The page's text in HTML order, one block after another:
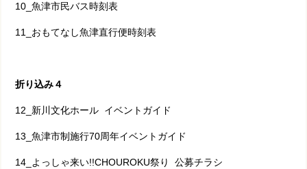
10_魚津市民バス時刻表
11_おもてなし魚津直行便時刻表
折り込み４
12_新川文化ホール イベントガイド
13_魚津市制施行70周年イベントガイド
14_よっしゃ来い!!CHOUROKU祭り 公募チラシ